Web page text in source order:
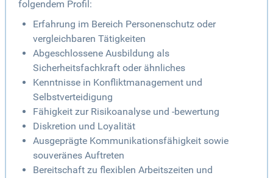
folgendem Profil:
Erfahrung im Bereich Personenschutz oder
vergleichbaren Tätigkeiten
Abgeschlossene Ausbildung als
Sicherheitsfachkraft oder ähnliches
Kenntnisse in Konfliktmanagement und
Selbstverteidigung
Fähigkeit zur Risikoanalyse und -bewertung
Diskretion und Loyalität
Ausgeprägte Kommunikationsfähigkeit sowie
souveränes Auftreten
Bereitschaft zu flexiblen Arbeitszeiten und